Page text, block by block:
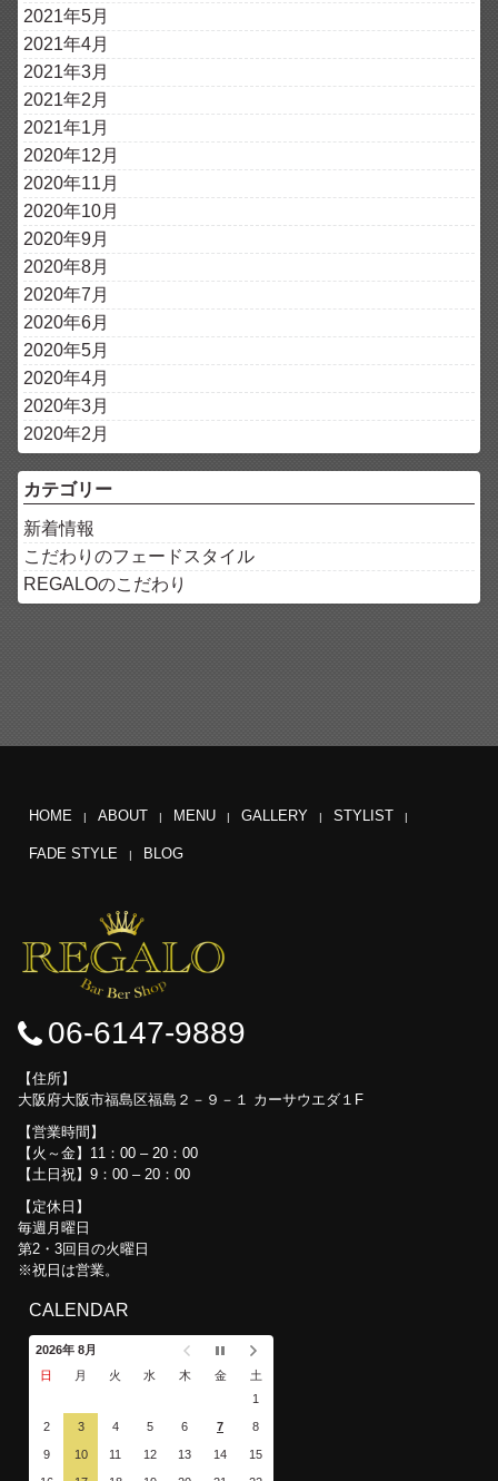
2021年5月
2021年4月
2021年3月
2021年2月
2021年1月
2020年12月
2020年11月
2020年10月
2020年9月
2020年8月
2020年7月
2020年6月
2020年5月
2020年4月
2020年3月
2020年2月
カテゴリー
新着情報
こだわりのフェードスタイル
REGALOのこだわり
HOME ABOUT MENU GALLERY STYLIST
FADE STYLE BLOG
06-6147-9889
住所
大阪府大阪市福島区福島２－９－１ カーサウエダ１F
営業時間
【火～金】11：00 – 20：00
【土日祝】9：00 – 20：00
定休日
毎週月曜日
第2・3回目の火曜日
※祝日は営業。
CALENDAR
2026年 8月
日
月 火 水 木 金
土
1
2 3 4 5 6 7 8
9 10 11 12 13 14 15